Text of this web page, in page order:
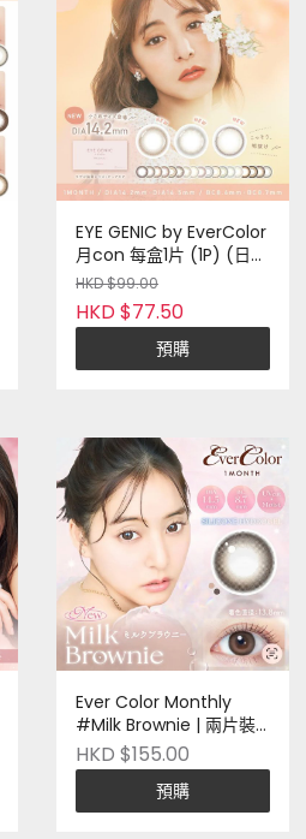
EYE GENIC by EverColor
月con 每盒1片 (1P) (日本
品牌)
HKD $99.00
HKD $77.50
預購
Ever Color Monthly
#Milk Brownie | 兩片裝 |
日本品牌 | 矽水凝膠 |
Pre-order
HKD $155.00
預購